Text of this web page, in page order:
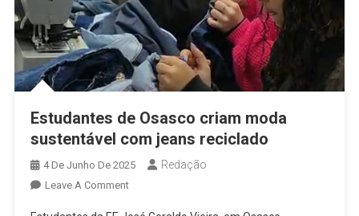
Ensino
Integral
Estudantes de Osasco criam moda
sustentável com jeans reciclado
4 De Junho De 2025 Redação
Leave A CommentOn